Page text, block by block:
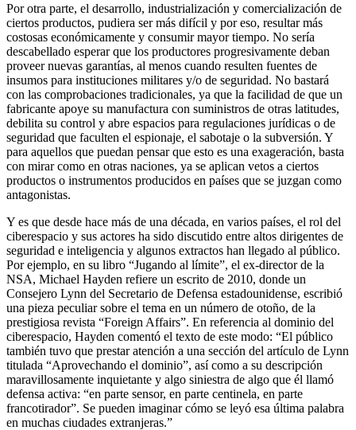
Por otra parte, el desarrollo, industrialización y comercialización de
ciertos productos, pudiera ser más difícil y por eso, resultar más
costosas económicamente y consumir mayor tiempo. No sería
descabellado esperar que los productores progresivamente deban
proveer nuevas garantías, al menos cuando resulten fuentes de
insumos para instituciones militares y/o de seguridad. No bastará
con las comprobaciones tradicionales, ya que la facilidad de que un
fabricante apoye su manufactura con suministros de otras latitudes,
debilita su control y abre espacios para regulaciones jurídicas o de
seguridad que faculten el espionaje, el sabotaje o la subversión. Y
para aquellos que puedan pensar que esto es una exageración, basta
con mirar como en otras naciones, ya se aplican vetos a ciertos
productos o instrumentos producidos en países que se juzgan como
antagonistas.
Y es que desde hace más de una década, en varios países, el rol del
ciberespacio y sus actores ha sido discutido entre altos dirigentes de
seguridad e inteligencia y algunos extractos han llegado al público.
Por ejemplo, en su libro “Jugando al límite”, el ex-director de la
NSA, Michael Hayden refiere un escrito de 2010, donde un
Consejero Lynn del Secretario de Defensa estadounidense, escribió
una pieza peculiar sobre el tema en un número de otoño, de la
prestigiosa revista “Foreign Affairs”. En referencia al dominio del
ciberespacio, Hayden comentó el texto de este modo: “El público
también tuvo que prestar atención a una sección del artículo de Lynn
titulada “Aprovechando el dominio”, así como a su descripción
maravillosamente inquietante y algo siniestra de algo que él llamó
defensa activa: “en parte sensor, en parte centinela, en parte
francotirador”. Se pueden imaginar cómo se leyó esa última palabra
en muchas ciudades extranjeras.”